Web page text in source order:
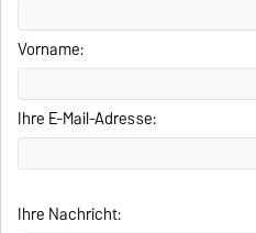
Vorname:
Ihre E-Mail-Adresse:
Ihre Nachricht: